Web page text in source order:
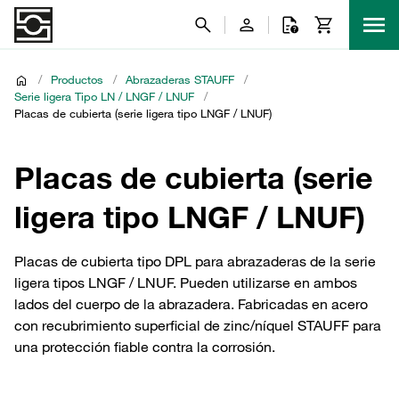
/ Productos / Abrazaderas STAUFF
/
Serie ligera Tipo LN / LNGF / LNUF
/
Placas de cubierta (serie ligera tipo LNGF / LNUF)
Placas de cubierta (serie
ligera tipo LNGF / LNUF)
Placas de cubierta tipo DPL para abrazaderas de la serie
ligera tipos LNGF / LNUF. Pueden utilizarse en ambos
lados del cuerpo de la abrazadera. Fabricadas en acero
con recubrimiento superficial de zinc/níquel STAUFF para
una protección fiable contra la corrosión.